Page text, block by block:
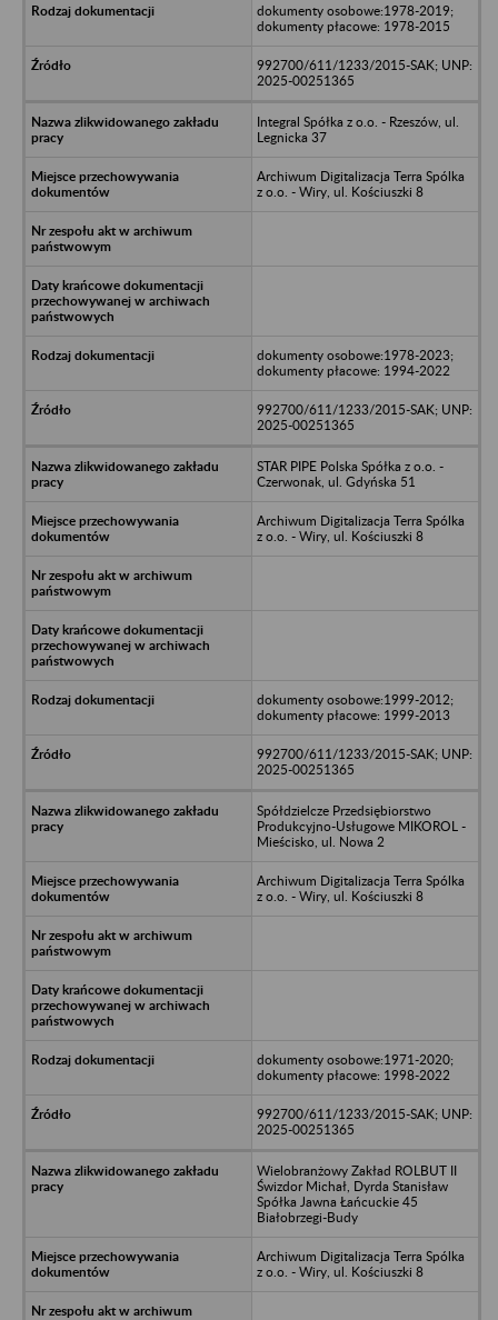
dokumenty osobowe:1978-2019;
dokumenty płacowe: 1978-2015
992700/611/1233/2015-SAK; UNP:
2025-00251365
Integral Spółka z o.o. - Rzeszów, ul.
Legnicka 37
Archiwum Digitalizacja Terra Spólka
z o.o. - Wiry, ul. Kościuszki 8
dokumenty osobowe:1978-2023;
dokumenty płacowe: 1994-2022
992700/611/1233/2015-SAK; UNP:
2025-00251365
STAR PIPE Polska Spółka z o.o. -
Czerwonak, ul. Gdyńska 51
Archiwum Digitalizacja Terra Spólka
z o.o. - Wiry, ul. Kościuszki 8
dokumenty osobowe:1999-2012;
dokumenty płacowe: 1999-2013
992700/611/1233/2015-SAK; UNP:
2025-00251365
Spółdzielcze Przedsiębiorstwo
Produkcyjno-Usługowe MIKOROL -
Mieścisko, ul. Nowa 2
Archiwum Digitalizacja Terra Spólka
z o.o. - Wiry, ul. Kościuszki 8
dokumenty osobowe:1971-2020;
dokumenty płacowe: 1998-2022
992700/611/1233/2015-SAK; UNP:
2025-00251365
Wielobranżowy Zakład ROLBUT II
Świzdor Michał, Dyrda Stanisław
Spółka Jawna Łańcuckie 45
Białobrzegi-Budy
Archiwum Digitalizacja Terra Spólka
z o.o. - Wiry, ul. Kościuszki 8